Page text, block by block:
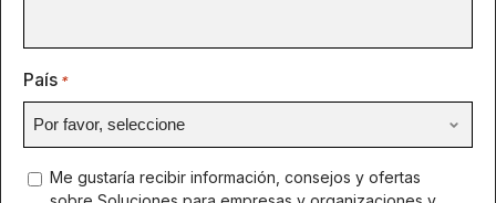
País *
concent
Me gustaría recibir información, consejos y ofertas